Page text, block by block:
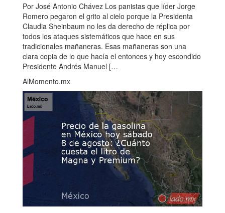
Por José Antonio Chávez Los panistas que líder Jorge
Romero pegaron el grito al cielo porque la Presidenta
Claudia Sheinbaum no les da derecho de réplica por
todos los ataques sistemáticos que hace en sus
tradicionales mañaneras. Esas mañaneras son una
clara copia de lo que hacía el entonces y hoy escondido
Presidente Andrés Manuel […
AlMomento.mx